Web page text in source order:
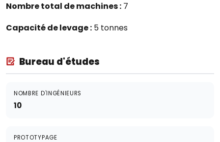
Nombre total de machines : 7
Capacité de levage : 5 tonnes
Bureau d'études
NOMBRE D'INGÉNIEURS
10
PROTOTYPAGE